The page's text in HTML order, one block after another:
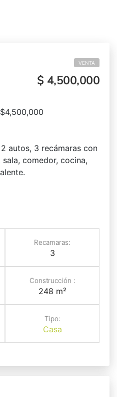
VENTA
$ 4,500,000
autos, 3 recámaras con
comedor, cocina,
Recamaras:
3
Construcción :
248 m²
Tipo:
Casa